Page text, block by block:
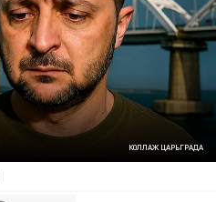
КОЛЛАЖ ЦАРЬГРАДА